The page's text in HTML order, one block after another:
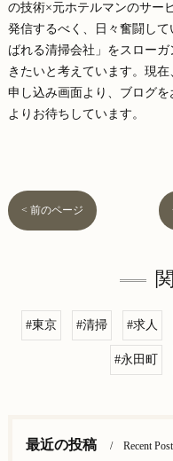
の技術×元ホテルマンのサー
発信するべく、日々奮闘し
ばれる清掃会社」をスロー
きたいと考えています。現
申し込み画面より、ブログ
よりお待ちしています。
< 前のページ
#東京 #清掃 #求人
#永田町
最近の投稿 Recent